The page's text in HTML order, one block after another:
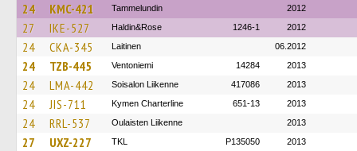
24 KMC-421 Tammelundin 2012
27 IKE-527 Haldin&Rose 1246-1 2012
24 CKA-345 Laitinen 06.2012
24 TZB-445 Ventoniemi 14284 2013
24 LMA-442 Soisalon Liikenne 417086 2013
24 JIS-711 Kymen Charterline 651-13 2013
24 RRL-537 Oulaisten Liikenne 2013
27 UXZ-227 TKL P135050 2013